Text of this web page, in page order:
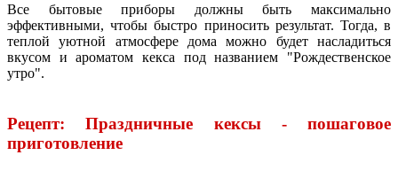
Все бытовые приборы должны быть максимально
эффективными, чтобы быстро приносить результат. Тогда, в
теплой уютной атмосфере дома можно будет насладиться
вкусом и ароматом кекса под названием "Рождественское
утро".
Рецепт: Праздничные кексы - пошаговое
приготовление